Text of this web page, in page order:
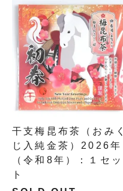
干支梅昆布茶（おみく
じ入純金茶）2026年
（令和8年）：１セッ
ト